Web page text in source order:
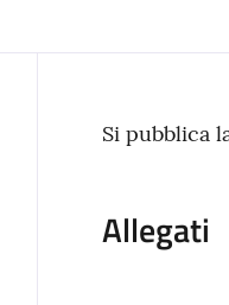
Si pubblica
Allegati